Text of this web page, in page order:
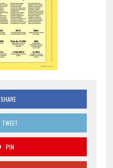
SHARE
TWEET
PIN